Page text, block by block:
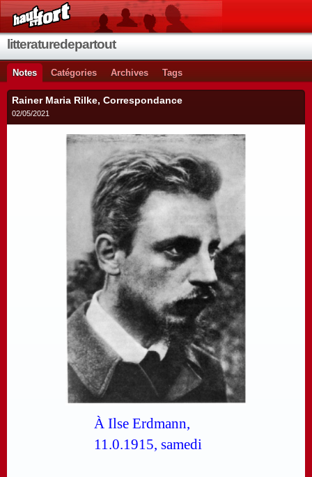
litteraturedepartout
Notes Catégories Archives Tags
Rainer Maria Rilke, Correspondance
02/05/2021
À Ilse Erdmann,
11.0.1915, samedi